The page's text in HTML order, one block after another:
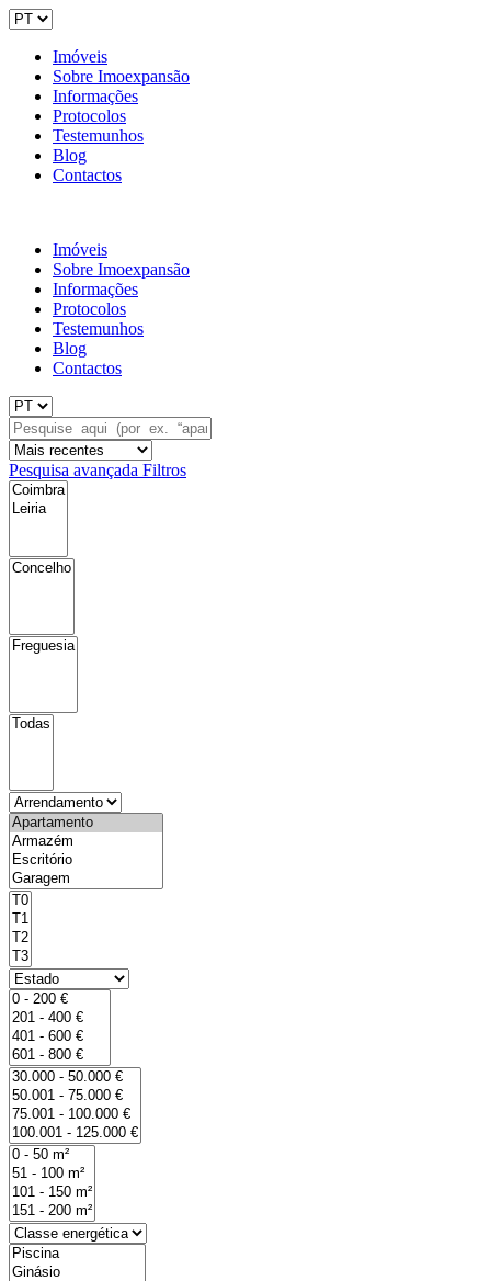
Imóveis
Sobre Imoexpansão
Informações
Protocolos
Testemunhos
Blog
Contactos
Imóveis
Sobre Imoexpansão
Informações
Protocolos
Testemunhos
Blog
Contactos
Pesquisa avançada Filtros